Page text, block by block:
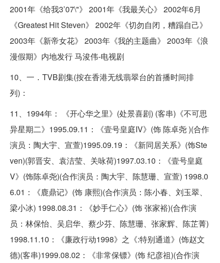
2001年《给我3’07\"》 2001年《我最关心》 2002年6月
《Greatest Hit Steven》 2002年《切勿自闭，糟蹋自己》
2003年《新帝女花》 2003年《我的主题曲》 2003年《浪
漫假期》内地发行 马浚伟-电视剧
10、一．TVB剧集(按在香港无线翡翠台的首播时间排
列)：
11、1994年： 《开心华之里》(处景喜剧) (客串)《不可思
异星期二》1995.09.11：《壹号皇庭IV》(饰 陈卓尧 )(合作
演员：陶大宇、宣萱)1995.09.19：《新同居关系》(饰Ste
ven)(郭晋安、袁洁莹、关咏荷)1997.03.10：《壹号皇庭
V》(饰陈卓尧)(合作演员：陶大宇、陈慧珊、宣萱) 1998.0
6.01：《鹿鼎记》(饰 康熙)(合作演员：陈小春、刘玉翠、
梁小冰) 1998.08.31：《妙手仁心》(饰 张家裕)(合作演
员：林保怡、吴启华、蔡少芬、陈慧珊、张家辉、陈芷菁)
1998.11.10：《廉政行动1998》之《:特别通道》(饰赵文
德)(客串)1999.08.02：《非常保镖》(饰 纪彦祖)(合作演